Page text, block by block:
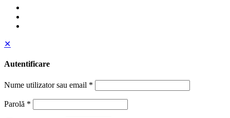
✕
Autentificare
Nume utilizator sau email *
Parolă *